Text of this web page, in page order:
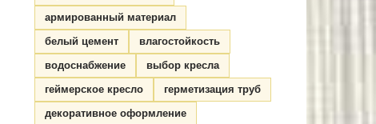
армированный материал
белый цемент
влагостойкость
водоснабжение
выбор кресла
геймерское кресло
герметизация труб
декоративное оформление